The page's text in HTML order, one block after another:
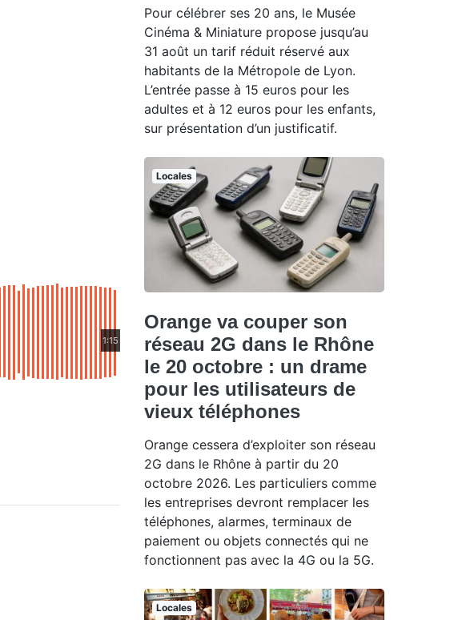
1:15
Pour célébrer ses 20 ans, le Musée
Cinéma & Miniature propose jusqu’au
31 août un tarif réduit réservé aux
habitants de la Métropole de Lyon.
L’entrée passe à 15 euros pour les
adultes et à 12 euros pour les enfants,
sur présentation d’un justificatif.
Locales
Orange va couper son
réseau 2G dans le Rhône
le 20 octobre : un drame
pour les utilisateurs de
vieux téléphones
Orange cessera d’exploiter son réseau
2G dans le Rhône à partir du 20
octobre 2026. Les particuliers comme
les entreprises devront remplacer les
téléphones, alarmes, terminaux de
paiement ou objets connectés qui ne
fonctionnent pas avec la 4G ou la 5G.
Locales